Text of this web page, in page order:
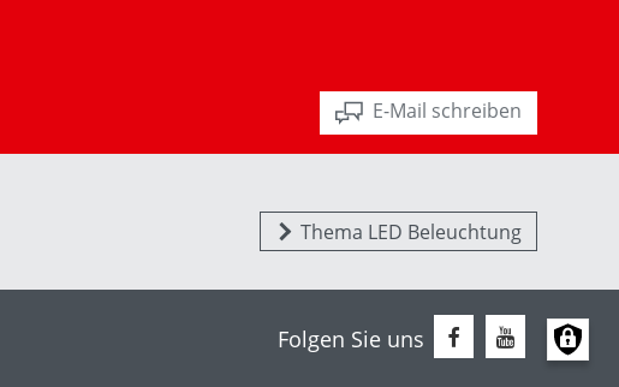
E-Mail schreiben
Thema LED Beleuchtung
Folgen Sie uns